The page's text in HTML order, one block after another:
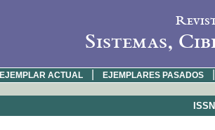
Sistemas,
EJEMPLAR ACTUAL EJEMPLARES PASADOS